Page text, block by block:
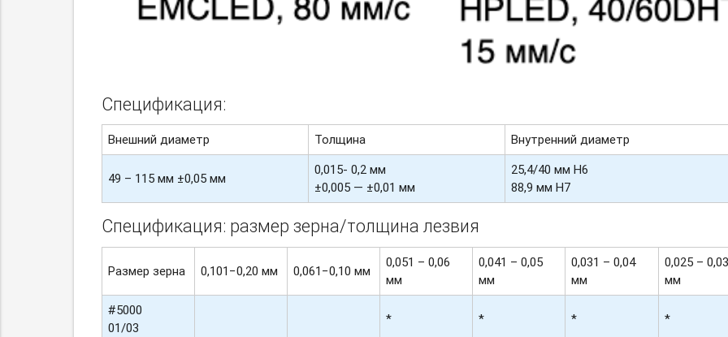
Спецификация:
Внешний диаметр Толщина Внутренний диаметр
49 – 115 мм ±0,05 мм
0,015- 0,2 мм
±0,005 — ±0,01 мм
25,4/40 мм H6
88,9 мм H7
Спецификация: размер зерна/толщина лезвия
Размер зерна 0,101−0,20 мм 0,061−0,10 мм
0,051 – 0,06
мм
0,041 – 0,05
мм
0,031 – 0,04
мм
0,025 – 0,03
мм
#5000
01/03
* * * *